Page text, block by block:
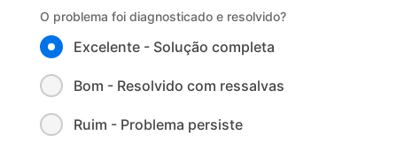
O problema foi diagnosticado e resolvido?
Excelente - Solução completa
Bom - Resolvido com ressalvas
Ruim - Problema persiste